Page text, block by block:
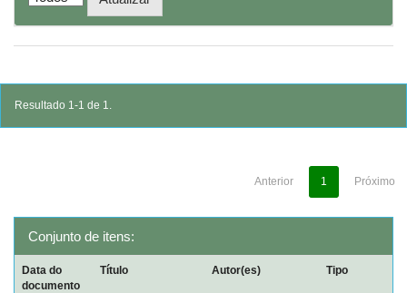
Resultado 1-1 de 1.
Anterior 1 Próximo
Conjunto de itens:
Data do
documento
Título Autor(es) Tipo